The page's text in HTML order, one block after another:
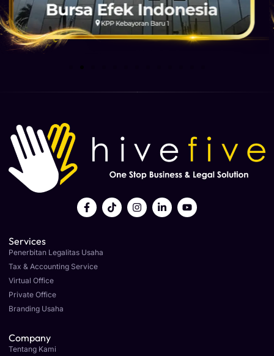
Services
Penerbitan Legalitas Usaha
Tax & Accounting Service
Virtual Office
Private Office
Branding Usaha
Company
Tentang Kami